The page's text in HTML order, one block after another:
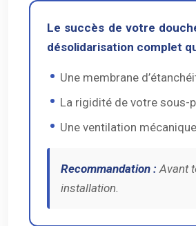
Le succès de votre
désolidarisation complet
Une membrane
La rigidité de votre sous-
Une ventilation
Recommandation : Avant
installation.